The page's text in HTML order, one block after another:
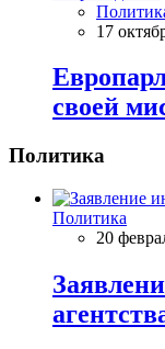
17
своей
Политика
Политика
20